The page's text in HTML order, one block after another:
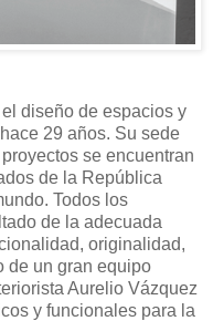
diseño de espacios y
29 años. Su sede
se encuentran
de la República
Todos los
de la adecuada
originalidad,
de un gran equipo
Aurelio Vázquez
y funcionales para la